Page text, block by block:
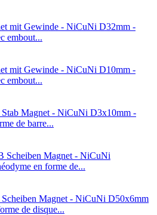
D32mm -
embout...
D10mm -
embout...
D3x10mm -
de barre...
en forme de...
D50x6mm
de disque...